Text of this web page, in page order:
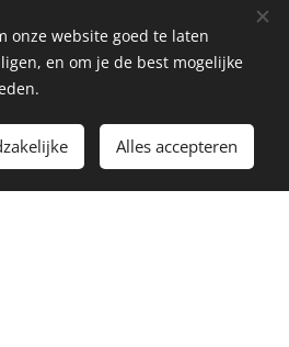
onze website goed te laten
en om je de best mogelijke
Alles accepteren